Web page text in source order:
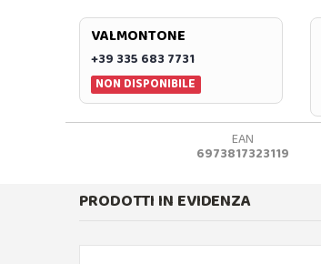
VALMONTONE
+39 335 683 7731
NON DISPONIBILE
EAN
6973817323119
PRODOTTI IN EVIDENZA